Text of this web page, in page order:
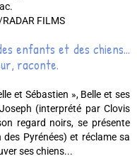
FILMS
enfants et des chiens...
raconte.
et Sébastien », Belle et ses
(interprété par Clovis
regard noirs, se présente
Pyrénées) et réclame sa
ses chiens...